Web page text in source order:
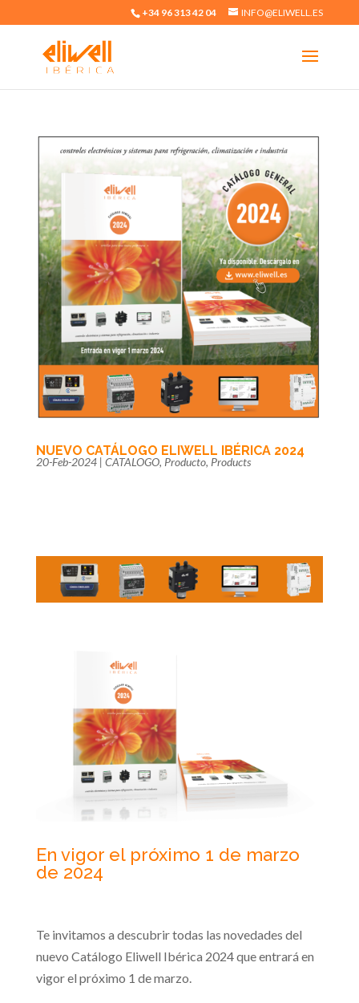
+34 96 313 42 04 INFO@ELIWELL.ES
NUEVO CATÁLOGO ELIWELL IBÉRICA 2024
20-Feb-2024| CATALOGO, Producto, Products
En vigor el próximo 1 de marzo
de 2024
Te invitamos a descubrir todas las novedades del
nuevo Catálogo Eliwell Ibérica 2024 que entrará en
vigor el próximo 1 de marzo.